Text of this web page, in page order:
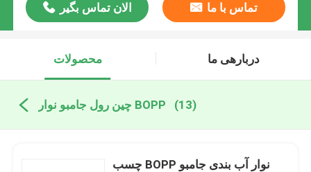
الان تماس بگیر تماس با ما
محصولات دربارهی ما
چین رول جامبو نوار BOPP (13)
چسب BOPP نوار آب بندی جامبو